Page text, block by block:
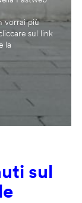
vorrai più
sul link
la
sul